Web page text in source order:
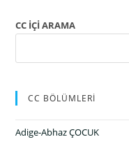
CC İÇİ ARAMA
CC BÖLÜMLERİ
Adige-Abhaz ÇOCUK